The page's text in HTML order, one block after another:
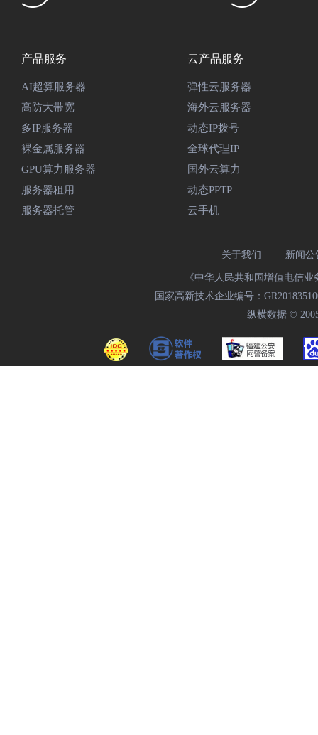
产品服务
AI超算服务器
高防大带宽
多IP服务器
裸金属服务器
GPU算力服务器
服务器租用
服务器托管
云产品服务
弹性云服务器
海外云服务器
动态IP拨号
全球代理IP
国外云算力
动态PPTP
云手机
关于我们 新闻公
《中华人民共和国增值电信
国家高新技术企业编号：
纵横数据 ©